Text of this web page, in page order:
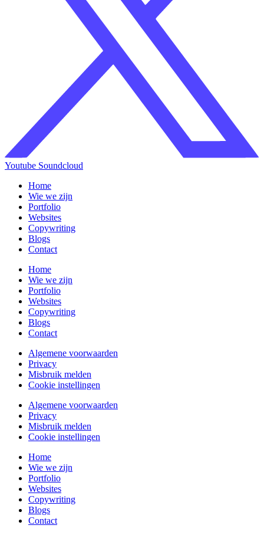
Youtube Soundcloud
Home
Wie we zijn
Portfolio
Websites
Copywriting
Blogs
Contact
Home
Wie we zijn
Portfolio
Websites
Copywriting
Blogs
Contact
Algemene voorwaarden
Privacy
Misbruik melden
Cookie instellingen
Algemene voorwaarden
Privacy
Misbruik melden
Cookie instellingen
Home
Wie we zijn
Portfolio
Websites
Copywriting
Blogs
Contact